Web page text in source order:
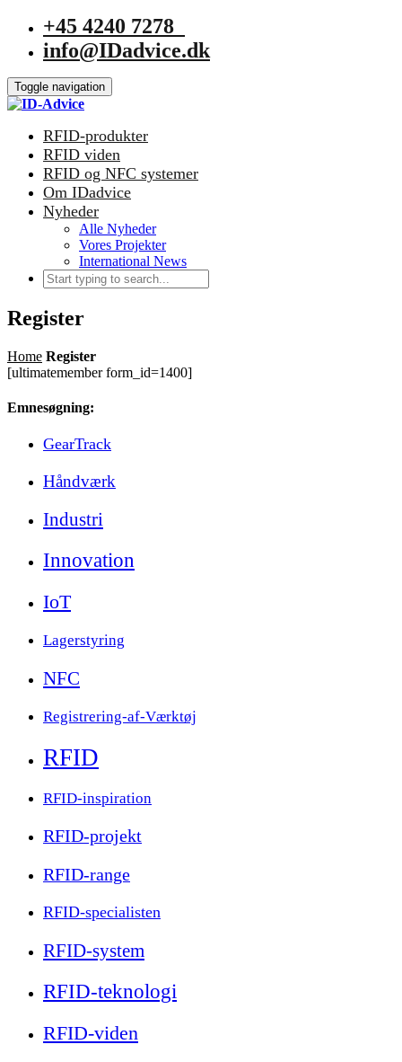
+45 4240 7278
info@IDadvice.dk
Toggle navigation
RFID-produkter
RFID viden
RFID og NFC systemer
Om IDadvice
Nyheder
Alle Nyheder
Vores Projekter
International News
Register
Home Register
[ultimatemember form_id=1400]
Emnesøgning:
GearTrack
Håndværk
Industri
Innovation
IoT
Lagerstyring
NFC
Registrering-af-Værktøj
RFID
RFID-inspiration
RFID-projekt
RFID-range
RFID-specialisten
RFID-system
RFID-teknologi
RFID-viden